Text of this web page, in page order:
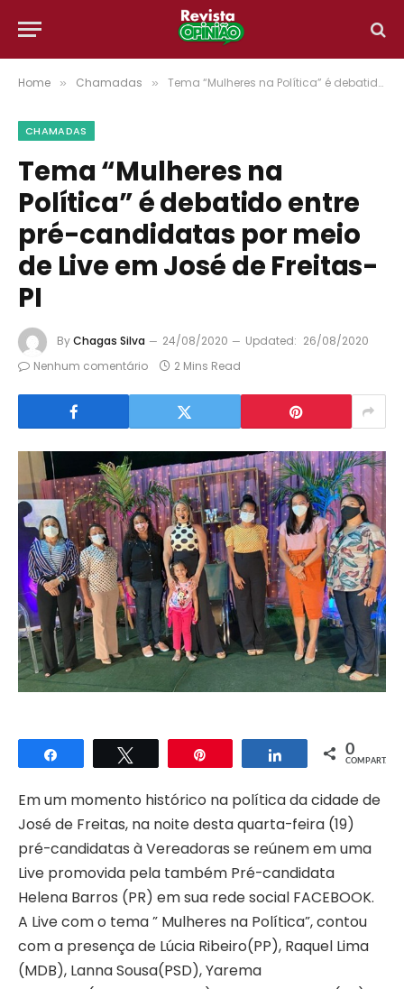
Home » Chamadas » Tema “Mulheres na Política” é debatido entre pré-candidatas por meio de Live em José de Freitas-PI
CHAMADAS
Tema “Mulheres na
Política” é debatido entre
pré-candidatas por meio
de Live em José de Freitas-
PI
ByChagas Silva 24/08/2020 Updated: 26/08/2020
Nenhum comentário
2 Mins Read
Compartilhar Compartilhar
0
COMPART.
Em um momento histórico na política da cidade de
José de Freitas, na noite desta quarta-feira (19)
pré-candidatas à Vereadoras se reúnem em uma
Live promovida pela também Pré-candidata
Helena Barros (PR) em sua rede social FACEBOOK.
A Live com o tema ” Mulheres na Política”, contou
com a presença de Lúcia Ribeiro(PP), Raquel Lima
(MDB), Lanna Sousa(PSD), Yarema